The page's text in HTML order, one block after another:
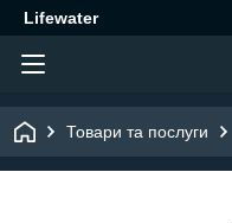
Lifewater
Товари та послуги